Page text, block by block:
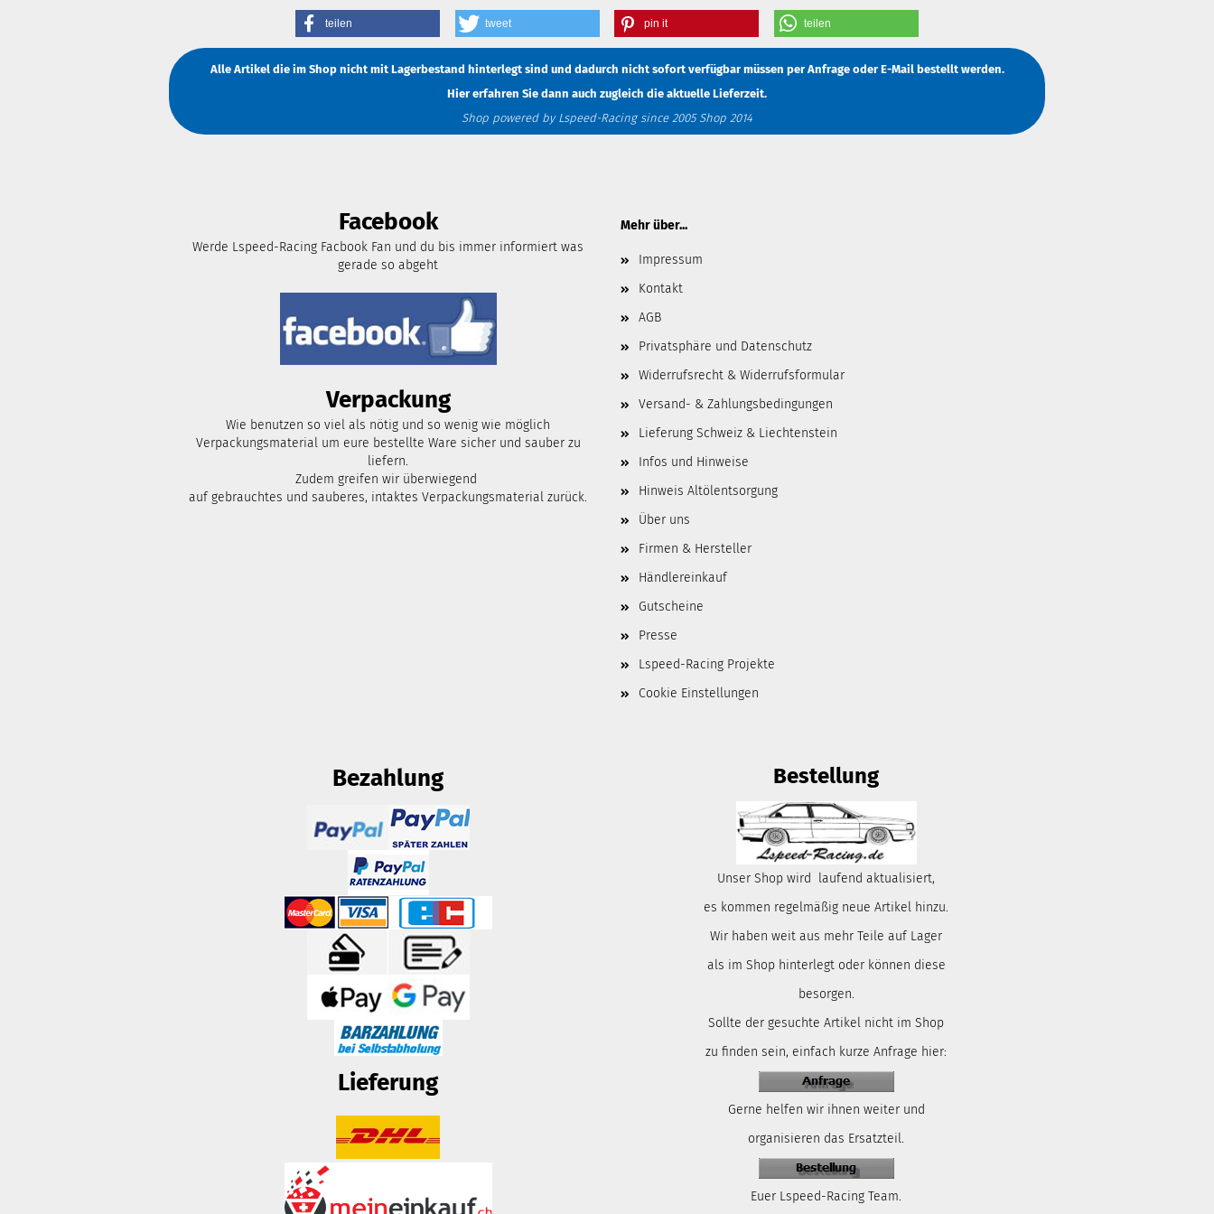
teilen tweet pin it teilen
Alle Artikel die im Shop nicht mit Lagerbestand hinterlegt sind und dadurch nicht sofort verfügbar müssen per AnfrageoderE-Mailbestellt werden.
Hier erfahren Sie dann auch zugleich die aktuelle Lieferzeit.
Shop powered by Lspeed-Racing since 2005 Shop 2014
Facebook
Werde Lspeed-Racing Facbook Fan und du bis immer informiert was
gerade so abgeht
Verpackung
Wie benutzen so viel als nötig und so wenig wie möglich
Verpackungsmaterial um eure bestellte Ware sicher und sauber zu
liefern.
Zudem greifen wir überwiegend
auf gebrauchtes und sauberes, intaktes Verpackungsmaterial zurück.
Mehr über...
Impressum
Kontakt
AGB
Privatsphäre und Datenschutz
Widerrufsrecht & Widerrufsformular
Versand- & Zahlungsbedingungen
Lieferung Schweiz & Liechtenstein
Infos und Hinweise
Hinweis Altölentsorgung
Über uns
Firmen & Hersteller
Händlereinkauf
Gutscheine
Presse
Lspeed-Racing Projekte
Cookie Einstellungen
Bezahlung
Lieferung
Bestellung
Unser Shop wird laufend aktualisiert,
es kommen regelmäßig neue Artikel hinzu.
Wir haben weit aus mehr Teile auf Lager
als im Shop hinterlegt oder können diese
besorgen.
Sollte der gesuchte Artikel nicht im Shop
zu finden sein, einfach kurze Anfrage hier:
Gerne helfen wir ihnen weiter und
organisieren das Ersatzteil.
Euer Lspeed-Racing Team.